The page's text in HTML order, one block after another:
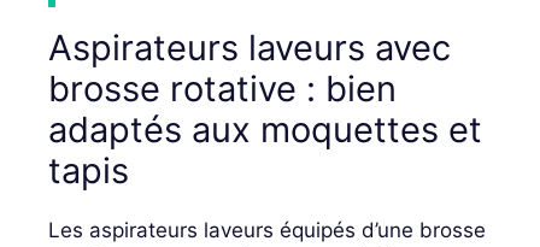
Aspirateurs laveurs avec
brosse rotative : bien
adaptés aux moquettes et
tapis
Les aspirateurs laveurs équipés d’une brosse